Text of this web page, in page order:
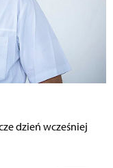
dzień wcześniej